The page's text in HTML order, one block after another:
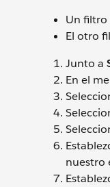
Un filtro
El otro
Junto a
En el
nuestro